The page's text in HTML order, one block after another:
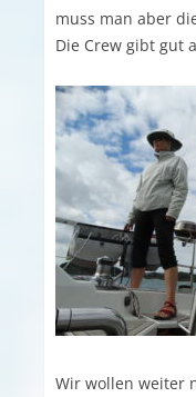
muss man aber
Die Crew gibt gut
Wir wollen weiter